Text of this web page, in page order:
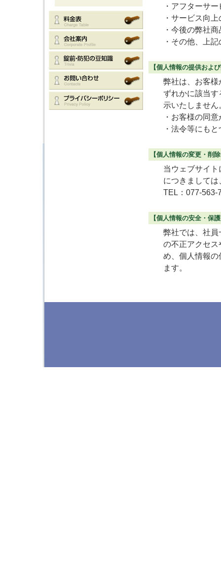
・アフターサ
・サービス向
・今後の弊社
・その他、上
【個人情報の提供およ
弊社は、お客
ずれかに該当
示いたしません
・お客様の同
・法令等にも
【個人情報の変更・削
当ウェブサイ
につきまして
TEL：077-563-
【個人情報の安全・保
弊社では、社
の不正アクセ
め、個人情報
ます。